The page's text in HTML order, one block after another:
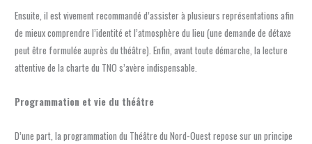
Ensuite, il est vivement recommandé d’assister à plusieurs représentations afin
de mieux comprendre l’identité et l’atmosphère du lieu (une demande de détaxe
peut être formulée auprès du théâtre). Enfin, avant toute démarche, la lecture
attentive de la charte du TNO s’avère indispensable.
Programmation et vie du théâtre
D’une part, la programmation du Théâtre du Nord-Ouest repose sur un principe